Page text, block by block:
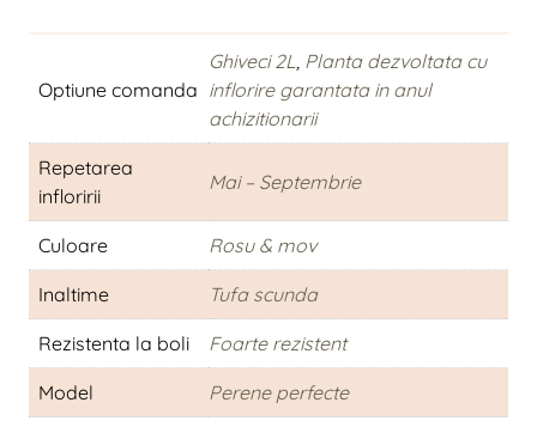
Optiune comanda
Ghiveci 2L
Planta dezvoltata cu
inflorire garantata in anul
achizitionarii
Repetarea
infloririi
Mai – Septembrie
Culoare Rosu & mov
Inaltime Tufa scunda
Rezistenta la boli Foarte rezistent
Model Perene perfecte